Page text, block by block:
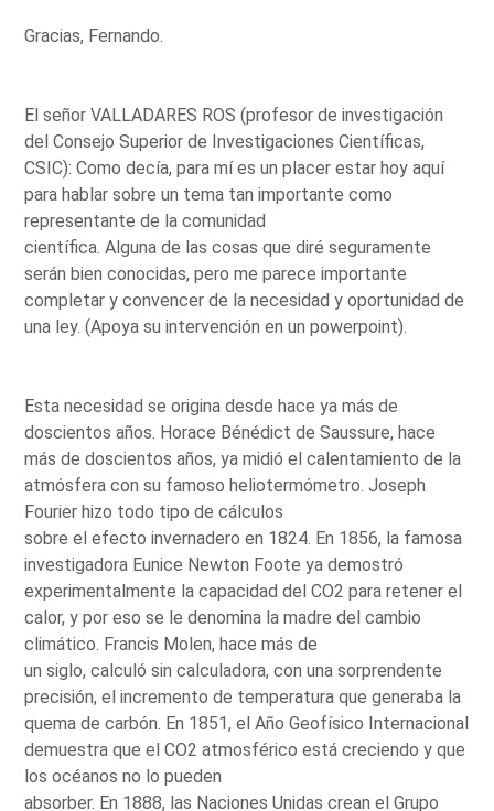
Gracias, Fernando.
El señor VALLADARES ROS (profesor de investigación
del Consejo Superior de Investigaciones Científicas,
CSIC): Como decía, para mí es un placer estar hoy aquí
para hablar sobre un tema tan importante como
representante de la comunidad
científica. Alguna de las cosas que diré seguramente
serán bien conocidas, pero me parece importante
completar y convencer de la necesidad y oportunidad de
una ley. (Apoya su intervención en un powerpoint).
Esta necesidad se origina desde hace ya más de
doscientos años. Horace Bénédict de Saussure, hace
más de doscientos años, ya midió el calentamiento de la
atmósfera con su famoso heliotermómetro. Joseph
Fourier hizo todo tipo de cálculos
sobre el efecto invernadero en 1824. En 1856, la famosa
investigadora Eunice Newton Foote ya demostró
experimentalmente la capacidad del CO2 para retener el
calor, y por eso se le denomina la madre del cambio
climático. Francis Molen, hace más de
un siglo, calculó sin calculadora, con una sorprendente
precisión, el incremento de temperatura que generaba la
quema de carbón. En 1851, el Año Geofísico Internacional
demuestra que el CO2 atmosférico está creciendo y que
los océanos no lo pueden
absorber. En 1888, las Naciones Unidas crean el Grupo